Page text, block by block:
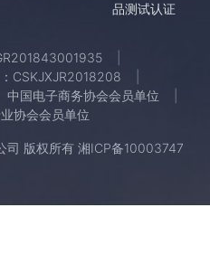
品测试认证
CSKJXJR2018208
中国电子商务协会会员单位
协会会员单位
版权所有 湘ICP备10003747